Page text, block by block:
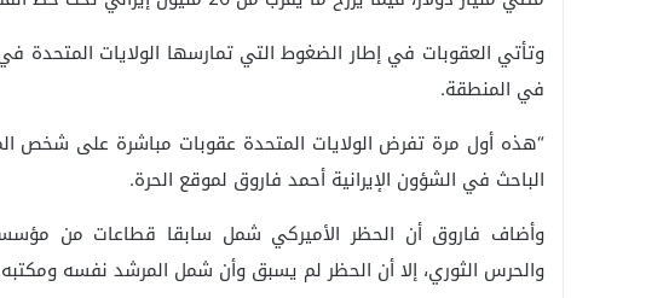
وتأتي العقوبات في إطار الضغوط التي تمارسها الولايات المتحدة
في المنطقة.
“هذه أول مرة تفرض الولايات المتحدة عقوبات مباشرة على شخص
الباحث في الشؤون الإيرانية أحمد فاروق لموقع الحرة.
وأضاف فاروق أن الحظر الأميركي شمل سابقا قطاعات من مؤسسة
والحرس الثوري، إلا أن الحظر لم يسبق وأن شمل المرشد نفسه